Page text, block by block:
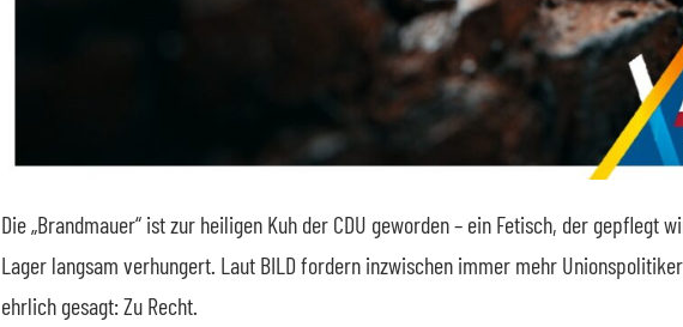
Die „Brandmauer“ ist zur heiligen Kuh der CDU geworden – ein Fetisch, der gepflegt
Lager langsam verhungert. Laut BILD fordern inzwischen immer mehr
ehrlich gesagt: Zu Recht.